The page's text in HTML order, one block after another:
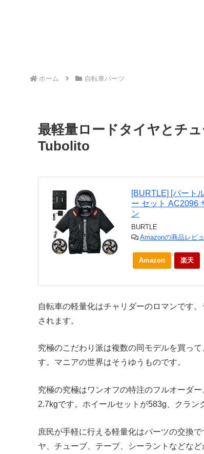
ホーム 自転車パーツ
最軽量ロードタイヤとチ
Tubolito
[BURTLE] [バート
ー セット AC2096
ン
BURTLE
Amazonの商品レビ
Amazon 楽天
自転車の軽量化はチャリダーのロマンです
されます。
究極のこだわり派は複数の同モデルを買っ
す。マニアの世界はそうゆうものです。
究極の究極はワンオフの特注のフルオーダ
2.7kgです。ホイールセットが583g、クラン
庶民が手軽に行える軽量化はパーツの交換
ヤ、チューブ、テープ、シーラントなどなど